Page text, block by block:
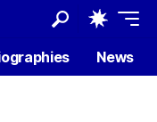
News